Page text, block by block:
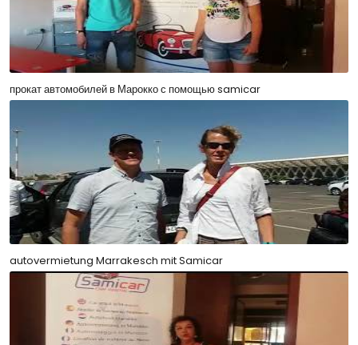
прокат автомобилей в Марокко с помощью samicar
autovermietung Marrakesch mit Samicar